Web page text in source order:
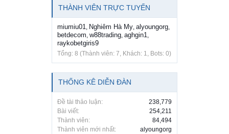
THÀNH VIÊN TRỰC TUYẾN
miumiu01, Nghiêm Hà My, alyoungorg,
betdecom, w88trading, aghgin1,
raykobetgiris9
Tổng: 8 (Thành viên: 7, Khách: 1, Bots: 0)
THỐNG KÊ DIỄN ĐÀN
Đề tài thảo luận:
238,779
Bài viết:
254,211
Thành viên:
84,494
Thành viên mới nhất:
alyoungorg